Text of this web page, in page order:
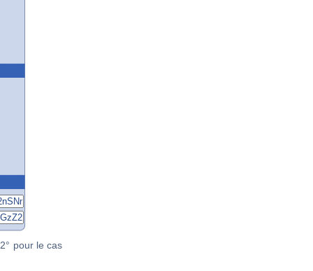
pour le cas